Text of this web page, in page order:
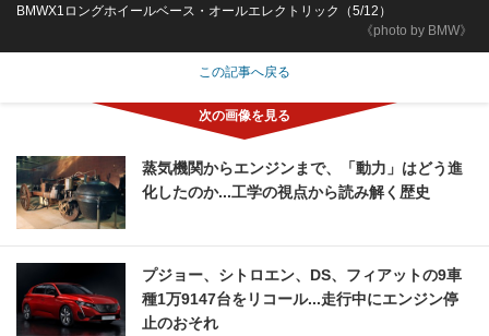
《photo by BMW》
BMWX1ロングホイールベース・オールエレクトリック（5/12）
この記事へ戻る
蒸気機関からエンジンまで、「動力」はどう進
化したのか...工学の視点から読み解く歴史
プジョー、シトロエン、DS、フィアットの9車
種1万9147台をリコール...走行中にエンジン停
止のおそれ